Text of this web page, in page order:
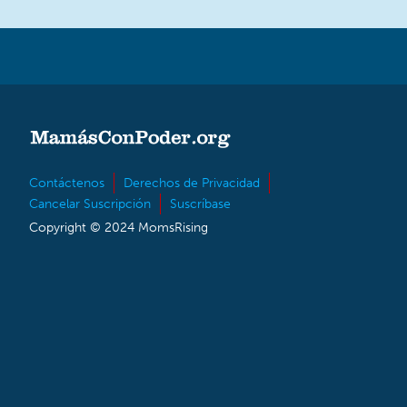
Contáctenos
Derechos de Privacidad
Cancelar Suscripción
Suscríbase
Copyright © 2024 MomsRising